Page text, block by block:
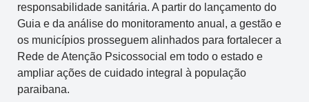
responsabilidade sanitária. A partir do lançamento do
Guia e da análise do monitoramento anual, a gestão e
os municípios prosseguem alinhados para fortalecer a
Rede de Atenção Psicossocial em todo o estado e
ampliar ações de cuidado integral à população
paraibana.